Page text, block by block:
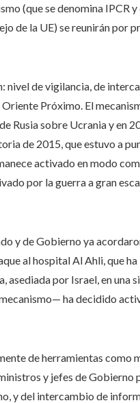
(que se denomina IPCR y
de la UE) se reunirán por
nivel de vigilancia, de
Próximo. El
Rusia sobre Ucrania y en
de 2015, que estuvo a
activado en modo
por la guerra a gran
y de Gobierno ya
al hospital Al Ahli, que ha
asediada por Israel, en una
ha decidido
de herramientas como
y jefes de Gobierno
y del intercambio de